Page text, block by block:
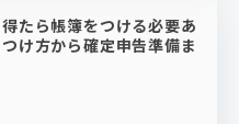
たら帳簿をつける必要あ
け方から確定申告準備ま